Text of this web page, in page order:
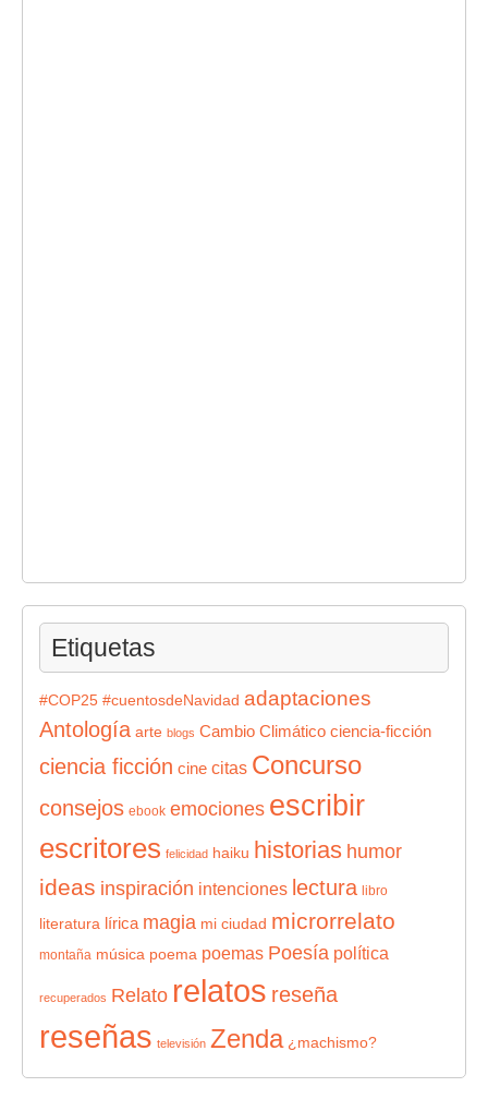
Etiquetas
#COP25 #cuentosdeNavidad adaptaciones
Antología arte blogs Cambio Climático ciencia-ficción
ciencia ficción cine citas Concurso
consejos ebook emociones escribir
escritores felicidad haiku historias humor
ideas inspiración intenciones lectura libro
literatura lírica magia mi ciudad microrrelato
montaña música poema poemas Poesía política
recuperados Relato relatos reseña
reseñas televisión Zenda ¿machismo?